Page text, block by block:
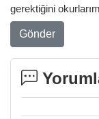
gerektiğini
Gönder